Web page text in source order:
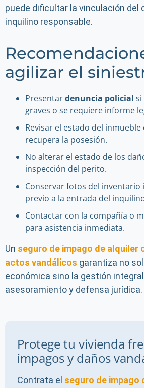
puede dificultar la vinculación del
inquilino responsable.
agilizar el
Presentardenuncia policial si
graves o se requiere informe
Revisar el estado del
recupera la posesión.
No alterar el estado de los
inspección del perito.
Conservar fotos del inventario
previo a la entrada del
Contactar con la compañía o
para asistencia inmediata.
Un seguro de impago de alquiler
actos vandálicos garantiza no
económica sino la gestión
asesoramiento y defensa jurídica.
Protege tu vivienda
impagos y daños
Contrata el seguro de impago